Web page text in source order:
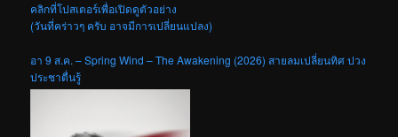
คลิกที่โปสเตอร์เพื่อเปิดดูตัวอย่าง
(วันที่คร่าวๆ ครับ อาจมีการเปลี่ยนแปลง)
อา 9 ส.ค. – Spring Wind – The Awakening (2026) สายลมเปลี่ยนทิศ ปวง
ประชาตื่นรู้